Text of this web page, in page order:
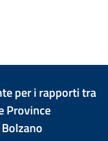
per i rapporti tra
Province